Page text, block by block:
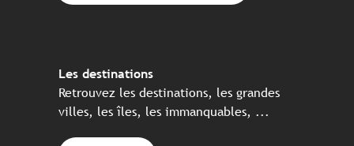
Les destinations
Retrouvez les destinations, les grandes
villes, les îles, les immanquables, ...